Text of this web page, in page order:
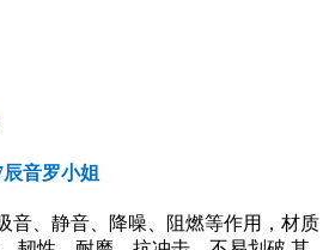
辰音罗小姐
音、静音、降噪、阻燃等作用，材质